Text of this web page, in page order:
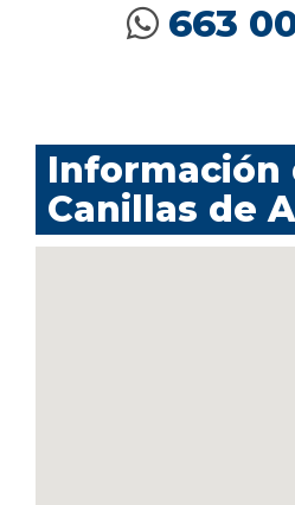
663
Información
Canillas de